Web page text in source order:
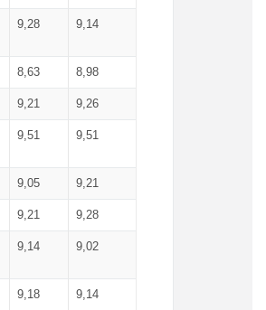
9,28 9,14
8,63 8,98
9,21 9,26
9,51 9,51
9,05 9,21
9,21 9,28
9,14 9,02
9,18 9,14